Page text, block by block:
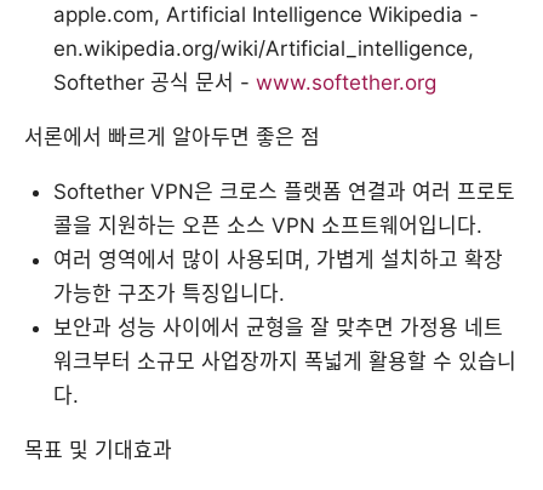
apple.com, Artificial Intelligence Wikipedia -
en.wikipedia.org/wiki/Artificial_intelligence,
Softether 공식 문서 - www.softether.org
서론에서 빠르게 알아두면 좋은 점
Softether VPN은 크로스 플랫폼 연결과 여러 프로토
콜을 지원하는 오픈 소스 VPN 소프트웨어입니다.
여러 영역에서 많이 사용되며, 가볍게 설치하고 확장
가능한 구조가 특징입니다.
보안과 성능 사이에서 균형을 잘 맞추면 가정용 네트
워크부터 소규모 사업장까지 폭넓게 활용할 수 있습니
다.
목표 및 기대효과